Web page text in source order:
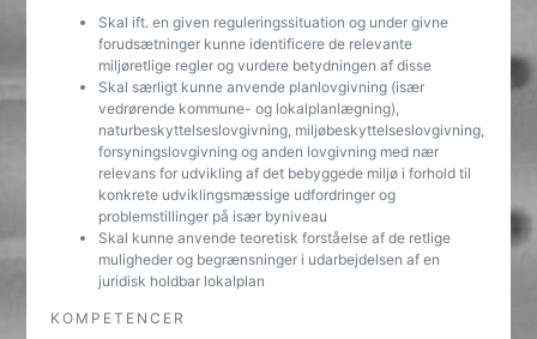
Skal ift. en given reguleringssituation og under givne
forudsætninger kunne identificere de relevante
miljøretlige regler og vurdere betydningen af disse
Skal særligt kunne anvende planlovgivning (især
vedrørende kommune- og lokalplanlægning),
naturbeskyttelseslovgivning, miljøbeskyttelseslovgivning,
forsyningslovgivning og anden lovgivning med nær
relevans for udvikling af det bebyggede miljø i forhold til
konkrete udviklingsmæssige udfordringer og
problemstillinger på især byniveau
Skal kunne anvende teoretisk forståelse af de retlige
muligheder og begrænsninger i udarbejdelsen af en
juridisk holdbar lokalplan
KOMPETENCER